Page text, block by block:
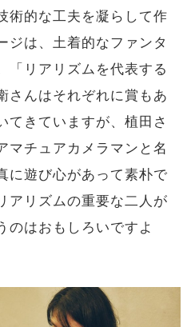
術的な工夫を凝らして作
ジは、土着的なファンタ
「リアリズムを代表する
さんはそれぞれに賞もあ
てきていますが、植田さ
マチュアカメラマンと名
に遊び心があって素朴で
アリズムの重要な二人が
のはおもしろいですよ